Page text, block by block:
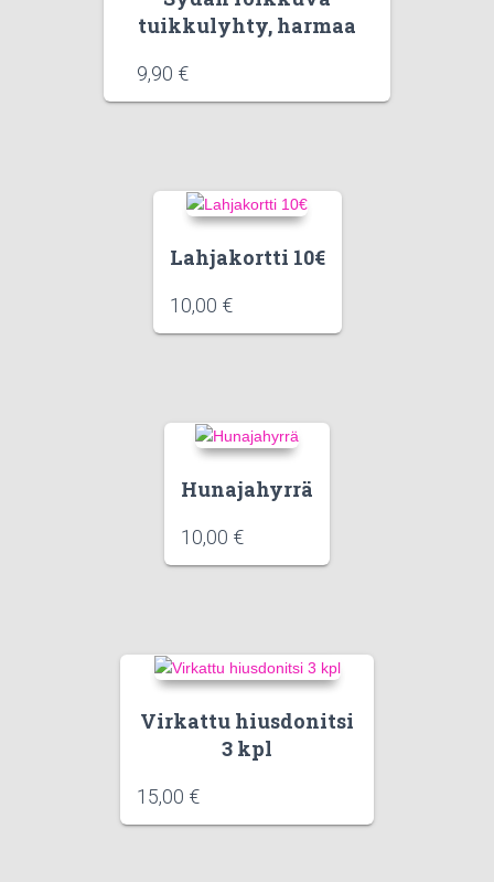
tuikkulyhty, harmaa
9,90 €
Lahjakortti 10€
10,00 €
Hunajahyrrä
10,00 €
Virkattu hiusdonitsi
3 kpl
15,00 €